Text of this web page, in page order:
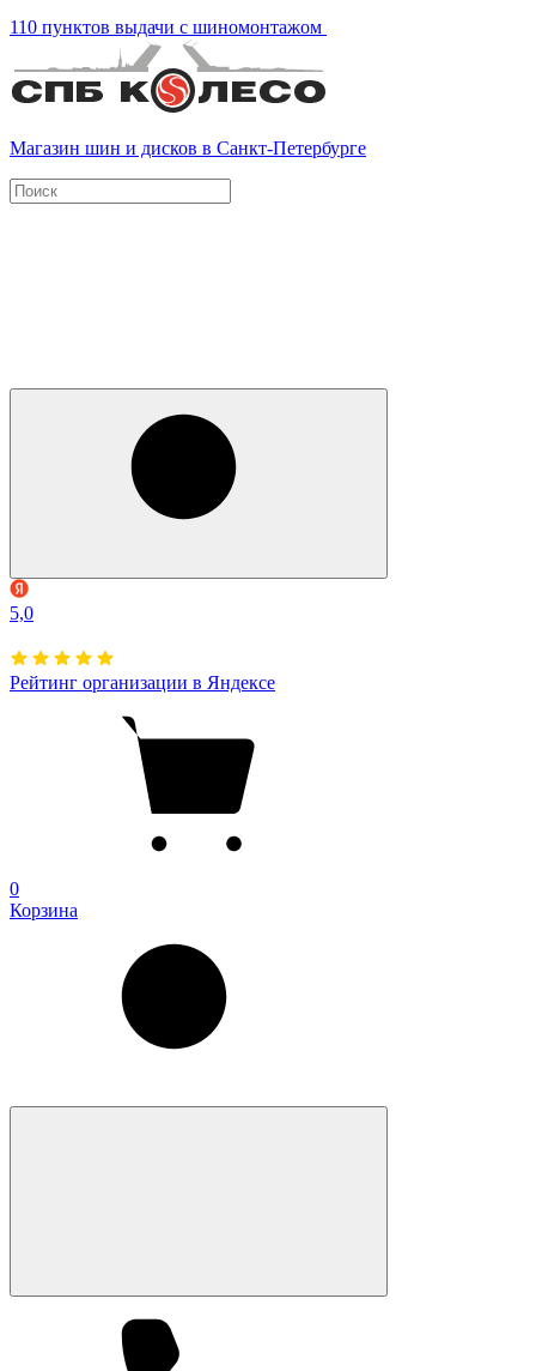
110 пунктов выдачи с шиномонтажом
Магазин шин и дисков в Санкт-Петербурге
5,0
Рейтинг организации в Яндексе
0
Корзина